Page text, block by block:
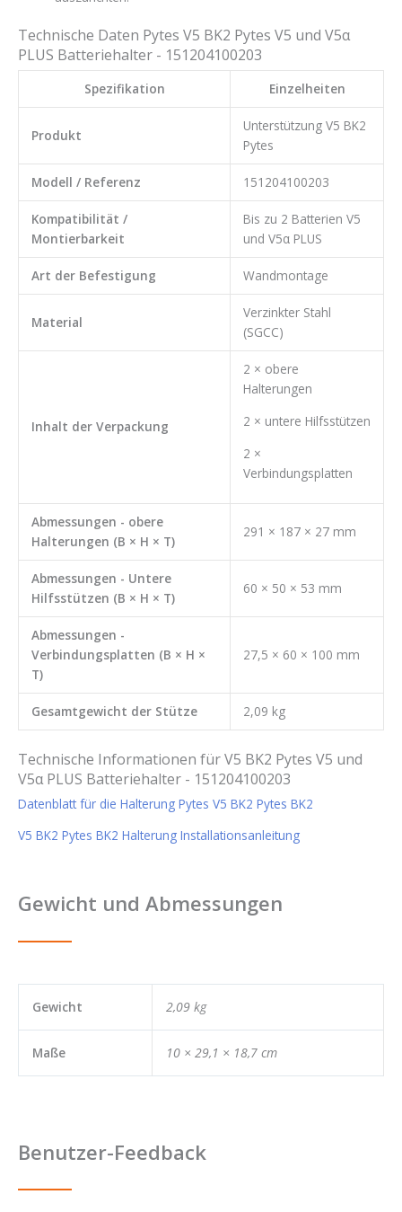
Technische Daten Pytes V5 BK2 Pytes V5 und V5α
PLUS Batteriehalter - 151204100203
Spezifikation Einzelheiten
Produkt
Unterstützung V5 BK2
Pytes
Modell / Referenz 151204100203
Kompatibilität /
Montierbarkeit
Bis zu 2 Batterien V5
und V5α PLUS
Art der Befestigung Wandmontage
Material
Verzinkter Stahl
(SGCC)
Inhalt der Verpackung
2 × obere
Halterungen
2 × untere Hilfsstützen
2 ×
Verbindungsplatten
Abmessungen - obere
Halterungen (B × H × T)
291 × 187 × 27 mm
Abmessungen - Untere
Hilfsstützen (B × H × T)
60 × 50 × 53 mm
Abmessungen -
Verbindungsplatten (B × H ×
T)
27,5 × 60 × 100 mm
Gesamtgewicht der Stütze 2,09 kg
Technische Informationen für V5 BK2 Pytes V5 und
V5α PLUS Batteriehalter - 151204100203
Datenblatt für die Halterung Pytes V5 BK2 Pytes BK2
V5 BK2 Pytes BK2 Halterung Installationsanleitung
Gewicht und Abmessungen
Gewicht 2,09 kg
Maße 10 × 29,1 × 18,7 cm
Benutzer-Feedback